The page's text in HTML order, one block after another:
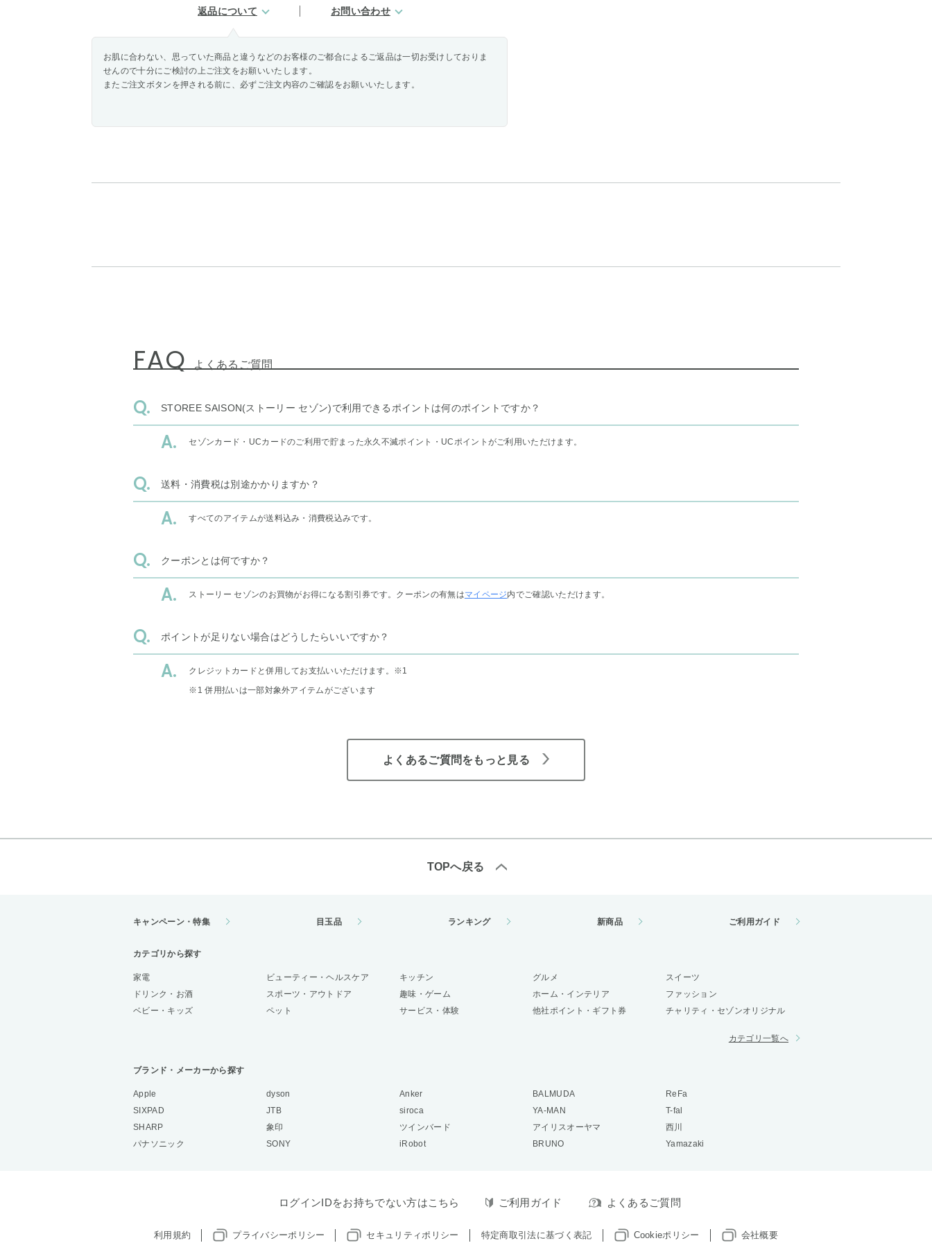
返品について お問い合わせ
お肌に合わない、思っていた商品と違うなどのお客様のご都合によるご返品は一切お受けしておりま
せんので十分にご検討の上ご注文をお願いいたします。
またご注文ボタンを押される前に、必ずご注文内容のご確認をお願いいたします。
FAQ よくあるご質問
STOREE SAISON(ストーリー セゾン)で利用できるポイントは何のポイントですか？
セゾンカード・UCカードのご利用で貯まった永久不滅ポイント・UCポイントがご利用いただけます。
送料・消費税は別途かかりますか？
すべてのアイテムが送料込み・消費税込みです。
クーポンとは何ですか？
ストーリー セゾンのお買物がお得になる割引券です。クーポンの有無はマイページ内でご確認いただけます。
ポイントが足りない場合はどうしたらいいですか？
クレジットカードと併用してお支払いいただけます。 ※1
※1 併用払いは一部対象外アイテムがございます
よくあるご質問をもっと見る
TOPへ戻る
キャンペーン・特集 目玉品 ランキング 新商品 ご利用ガイド
カテゴリから探す
家電 ビューティー・ヘルスケア キッチン グルメ
スイーツ
ドリンク・お酒
スポーツ・アウトドア 趣味・ゲーム ホーム・インテリア
ファッション
ベビー・キッズ
ペット サービス・体験 他社ポイント・ギフト券 チャリティ・セゾンオリジナル
カテゴリ一覧へ
ブランド・メーカーから探す
Apple dyson Anker BALMUDA
ReFa
SIXPAD
JTB siroca YA-MAN
T-fal
SHARP
象印 ツインバード アイリスオーヤマ
西川
パナソニック
SONY iRobot BRUNO Yamazaki
ログインIDをお持ちでない方はこちら ご利用ガイド よくあるご質問
利用規約 プライバシーポリシー セキュリティポリシー 特定商取引法に基づく表記 Cookieポリシー 会社概要